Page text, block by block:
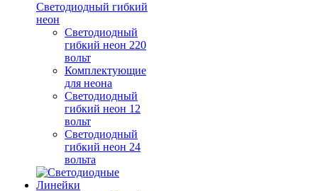
Светодиодный гибкий
неон
Светодиодный
гибкий неон 220
вольт
Комплектующие
для неона
Светодиодный
гибкий неон 12
вольт
Светодиодный
гибкий неон 24
вольта